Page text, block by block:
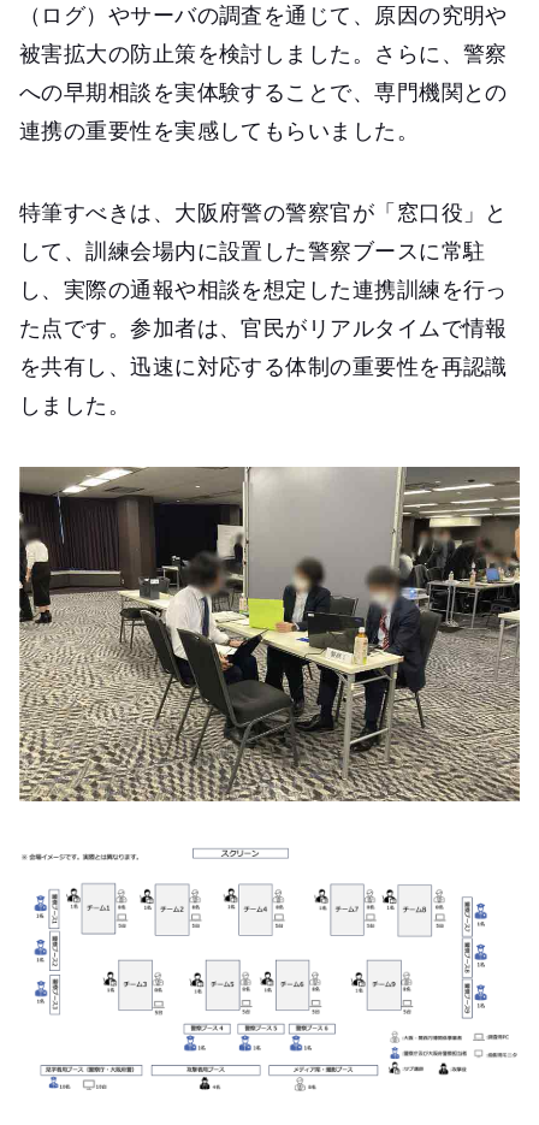
（ログ）やサーバの調査を通じて、原因の究明や
被害拡大の防止策を検討しました。さらに、警察
への早期相談を実体験することで、専門機関との
連携の重要性を実感してもらいました。
特筆すべきは、大阪府警の警察官が「窓口役」と
して、訓練会場内に設置した警察ブースに常駐
し、実際の通報や相談を想定した連携訓練を行っ
た点です。参加者は、官民がリアルタイムで情報
を共有し、迅速に対応する体制の重要性を再認識
しました。